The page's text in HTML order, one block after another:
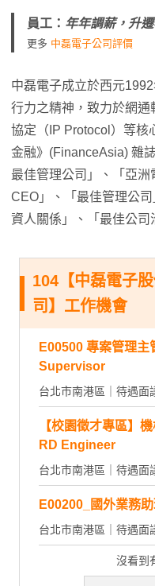
員工： 年年調薪，升
更多 中磊電子公司評價
中磊電子成立於西元
行力之精神，致力於網
協定（IP Protocol）等核
金融》(FinanceAsia) 雜
最佳管理公司」、「亞
CEO」、「最佳管理公
資人關係」、「最佳公司
104【中磊電子
司】工作機會
E00500 專案管理
Supervisor
台北市南港區｜待遇面
【校園徵才專區】
RD Engineer
台北市南港區｜待遇面
E00200_國外業務
台北市南港區｜待遇面
沒看到